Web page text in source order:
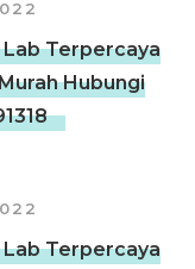
Terpercaya
Hubungi
Terpercaya